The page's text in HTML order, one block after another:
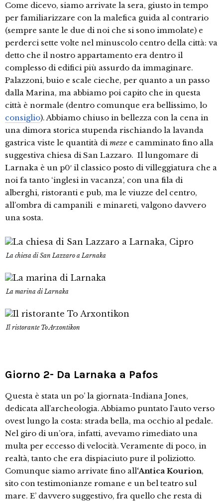
Come dicevo, siamo arrivate la sera, giusto in tempo
per familiarizzare con la malefica guida al contrario
(sempre sante le due di noi che si sono immolate) e
perderci sette volte nel minuscolo centro della città: va
detto che il nostro appartamento era dentro il
complesso di edifici più assurdo da immaginare.
Palazzoni, buio e scale cieche, per quanto a un passo
dalla Marina, ma abbiamo poi capito che in questa
città è normale (dentro comunque era bellissimo, lo
consiglio). Abbiamo chiuso in bellezza con la cena in
una dimora storica stupenda rischiando la lavanda
gastrica viste le quantità di meze e camminato fino alla
suggestiva chiesa di San Lazzaro. Il lungomare di
Larnaka è un p0′ il classico posto di villeggiatura che a
noi fa tanto ‘inglesi in vacanza’, con una fila di
alberghi, ristoranti e pub, ma le viuzze del centro,
all’ombra di campanili e minareti, valgono davvero
una sosta.
La chiesa di San Lazzaro a Larnaka
La marina di Larnaka
Il ristorante To Arxontikon
Giorno 2- Da Larnaka a Pafos
Questa è stata un po’ la giornata-Indiana Jones,
dedicata all’archeologia. Abbiamo puntato l’auto verso
ovest lungo la costa: strada bella, ma occhio al pedale.
Nel giro di un’ora, infatti, avevamo rimediato una
multa per eccesso di velocità. Veramente di poco, in
realtà, tanto che era dispiaciuto pure il poliziotto.
Comunque siamo arrivate fino all‘Antica Kourion,
sito con testimonianze romane e un bel teatro sul
mare. E’ davvero suggestivo, fra quello che resta di